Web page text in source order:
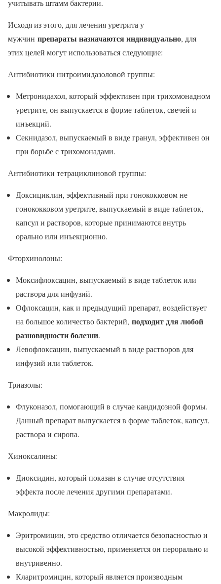
учитывать штамм бактерии.
Исходя из этого, для лечения уретрита у
мужчин препараты назначаются индивидуально, для
этих целей могут использоваться следующие:
Антибиотики нитроимидазоловой группы:
Метронидахол, который эффективен при трихомонадном
уретрите, он выпускается в форме таблеток, свечей и
инъекций.
Секнидазол, выпускаемый в виде гранул, эффективен он
при борьбе с трихомонадами.
Антибиотики тетрациклиновой группы:
Доксициклин, эффективный при гонококковом не
гонококковом уретрите, выпускаемый в виде таблеток,
капсул и растворов, которые принимаются внутрь
орально или инъекционно.
Фторхинолоны:
Моксифлоксацин, выпускаемый в виде таблеток или
раствора для инфузий.
Офлоксацин, как и предыдущий препарат, воздействует
на большое количество бактерий, подходит для любой
разновидности болезни.
Левофлоксацин, выпускаемый в виде растворов для
инфузий или таблеток.
Триазолы:
Флуконазол, помогающий в случае кандидозной формы.
Данный препарат выпускается в форме таблеток, капсул,
раствора и сиропа.
Хиноксалины:
Диоксидин, который показан в случае отсутствия
эффекта после лечения другими препаратами.
Макролиды:
Эритромицин, это средство отличается безопасностью и
высокой эффективностью, применяется он перорально и
внутривенно.
Кларитромицин, который является производным